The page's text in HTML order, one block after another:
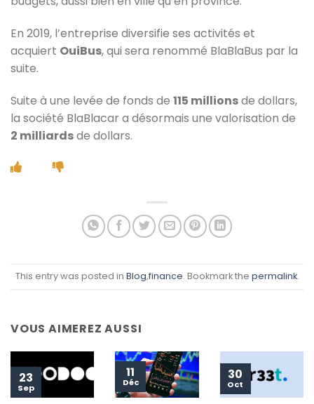
En 2019, l’entreprise diversifie ses activités et
acquiert OuiBus, qui sera renommé BlaBlaBus par la
suite.
Suite à une levée de fonds de 115 millionsde dollars,
la société BlaBlacar a désormais une valorisation de
2 milliardsde dollars.
This entry was posted in Blog,finance. Bookmark the permalink.
VOUS AIMEREZ AUSSI
23
Sep
11
Déc 30
Oct